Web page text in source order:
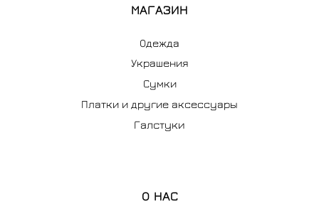
МАГАЗИН
Одежда
Украшения
Сумки
Платки и другие аксессуары
Галстуки
О НАС